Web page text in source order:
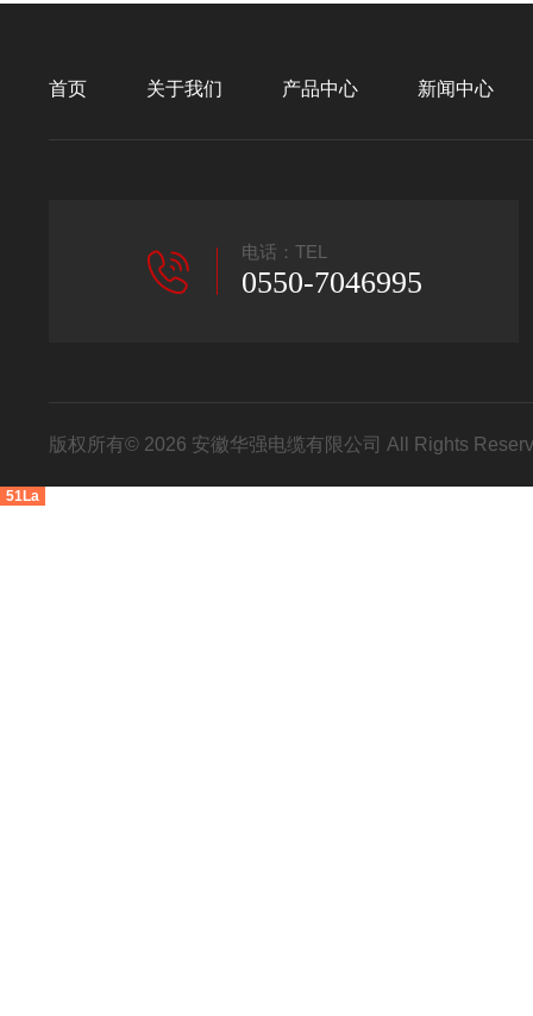
首页 关于我们 产品中心 新闻中心
电话：TEL
0550-7046995
版权所有© 2026 安徽华强电缆有限公司 All Rights
51La